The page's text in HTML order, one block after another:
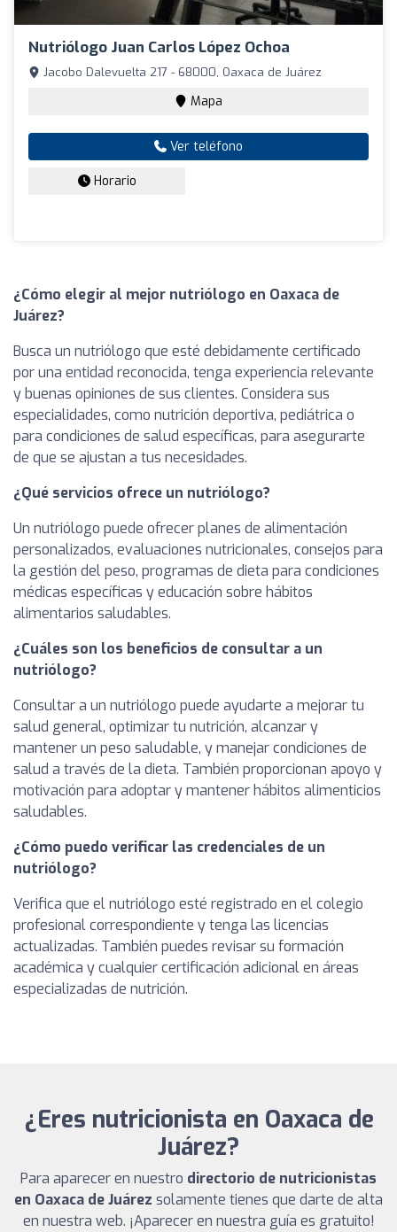
Nutriólogo Juan Carlos López Ochoa
Jacobo Dalevuelta 217 - 68000, Oaxaca de Juárez
Mapa
Ver teléfono
Horario
¿Cómo elegir al mejor nutriólogo en Oaxaca de
Juárez?
Busca un nutriólogo que esté debidamente certificado
por una entidad reconocida, tenga experiencia relevante
y buenas opiniones de sus clientes. Considera sus
especialidades, como nutrición deportiva, pediátrica o
para condiciones de salud específicas, para asegurarte
de que se ajustan a tus necesidades.
¿Qué servicios ofrece un nutriólogo?
Un nutriólogo puede ofrecer planes de alimentación
personalizados, evaluaciones nutricionales, consejos para
la gestión del peso, programas de dieta para condiciones
médicas específicas y educación sobre hábitos
alimentarios saludables.
¿Cuáles son los beneficios de consultar a un
nutriólogo?
Consultar a un nutriólogo puede ayudarte a mejorar tu
salud general, optimizar tu nutrición, alcanzar y
mantener un peso saludable, y manejar condiciones de
salud a través de la dieta. También proporcionan apoyo y
motivación para adoptar y mantener hábitos alimenticios
saludables.
¿Cómo puedo verificar las credenciales de un
nutriólogo?
Verifica que el nutriólogo esté registrado en el colegio
profesional correspondiente y tenga las licencias
actualizadas. También puedes revisar su formación
académica y cualquier certificación adicional en áreas
especializadas de nutrición.
¿Eres nutricionista en Oaxaca de
Juárez?
Para aparecer en nuestro directorio de nutricionistas
en Oaxaca de Juárez solamente tienes que darte de alta
en nuestra web. ¡Aparecer en nuestra guía es gratuito!